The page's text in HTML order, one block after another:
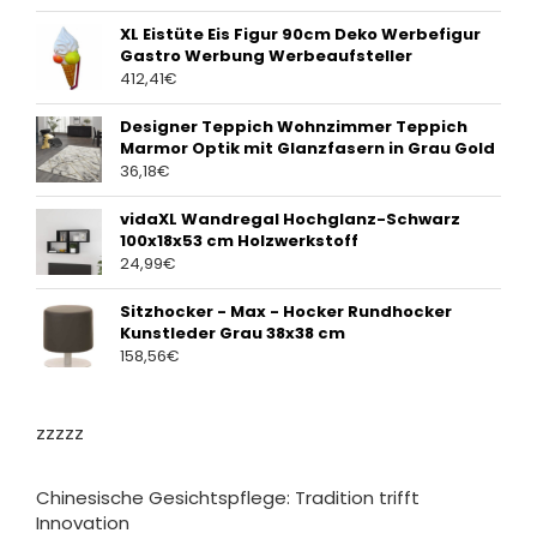
XL Eistüte Eis Figur 90cm Deko Werbefigur
Gastro Werbung Werbeaufsteller
412,41€
Designer Teppich Wohnzimmer Teppich
Marmor Optik mit Glanzfasern in Grau Gold
36,18€
vidaXL Wandregal Hochglanz-Schwarz
100x18x53 cm Holzwerkstoff
24,99€
Sitzhocker - Max - Hocker Rundhocker
Kunstleder Grau 38x38 cm
158,56€
zzzzz
Chinesische Gesichtspflege: Tradition trifft
Innovation